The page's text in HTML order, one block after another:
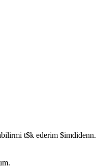
t$k ederim $imdidenn.